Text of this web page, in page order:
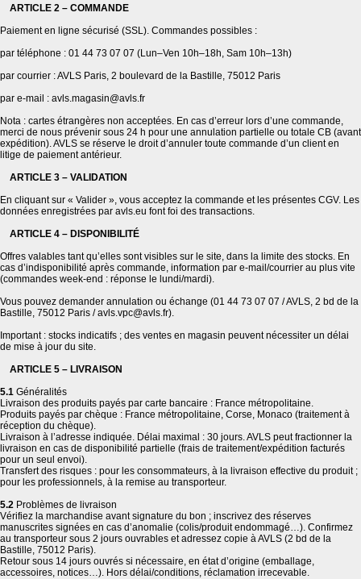
ARTICLE 2 – COMMANDE
Paiement en ligne sécurisé (SSL). Commandes possibles :
par téléphone : 01 44 73 07 07 (Lun–Ven 10h–18h, Sam 10h–13h)
par courrier : AVLS Paris, 2 boulevard de la Bastille, 75012 Paris
par e-mail : avls.magasin@avls.fr
Nota : cartes étrangères non acceptées. En cas d’erreur lors d’une commande,
merci de nous prévenir sous 24 h pour une annulation partielle ou totale CB (avant
expédition). AVLS se réserve le droit d’annuler toute commande d’un client en
litige de paiement antérieur.
ARTICLE 3 – VALIDATION
En cliquant sur « Valider », vous acceptez la commande et les présentes CGV. Les
données enregistrées par avls.eu font foi des transactions.
ARTICLE 4 – DISPONIBILITÉ
Offres valables tant qu’elles sont visibles sur le site, dans la limite des stocks. En
cas d’indisponibilité après commande, information par e-mail/courrier au plus vite
(commandes week-end : réponse le lundi/mardi).
Vous pouvez demander annulation ou échange (01 44 73 07 07 / AVLS, 2 bd de la
Bastille, 75012 Paris / avls.vpc@avls.fr).
Important : stocks indicatifs ; des ventes en magasin peuvent nécessiter un délai
de mise à jour du site.
ARTICLE 5 – LIVRAISON
5.1 Généralités
Livraison des produits payés par carte bancaire : France métropolitaine.
Produits payés par chèque : France métropolitaine, Corse, Monaco (traitement à
réception du chèque).
Livraison à l’adresse indiquée. Délai maximal : 30 jours. AVLS peut fractionner la
livraison en cas de disponibilité partielle (frais de traitement/expédition facturés
pour un seul envoi).
Transfert des risques : pour les consommateurs, à la livraison effective du produit ;
pour les professionnels, à la remise au transporteur.
5.2 Problèmes de livraison
Vérifiez la marchandise avant signature du bon ; inscrivez des réserves
manuscrites signées en cas d’anomalie (colis/produit endommagé…). Confirmez
au transporteur sous 2 jours ouvrables et adressez copie à AVLS (2 bd de la
Bastille, 75012 Paris).
Retour sous 14 jours ouvrés si nécessaire, en état d’origine (emballage,
accessoires, notices…). Hors délai/conditions, réclamation irrecevable.